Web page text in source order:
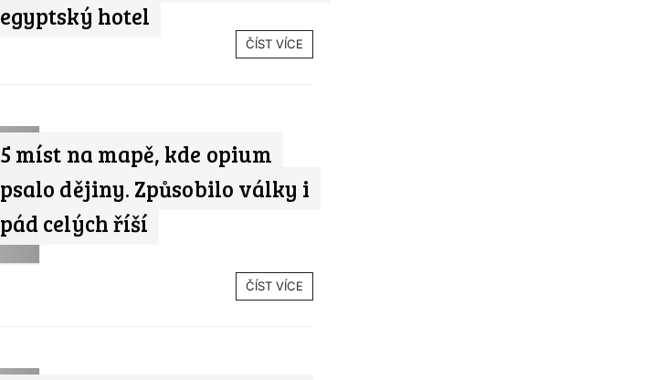
egyptský hotel
ČÍST VÍCE
5 míst na mapě, kde opium
psalo dějiny. Způsobilo války i
pád celých říší
ČÍST VÍCE